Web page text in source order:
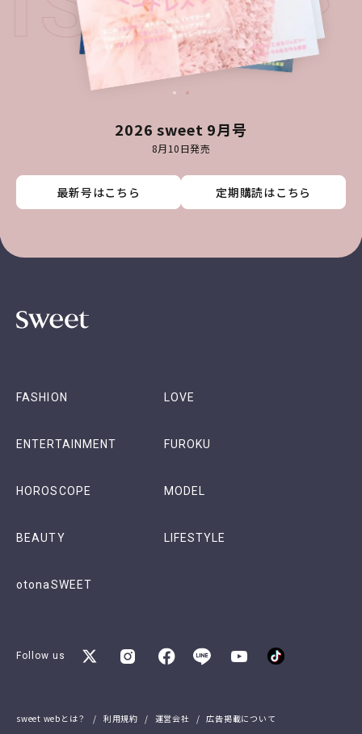
2026 sweet 9月号
8月10日発売
最新号はこちら 定期購読はこちら
最新号はこちら 定期購読はこちら
最新号はこちら 定期購読はこちら
最新号はこちら 定期購読はこちら
FASHION LOVE
ENTERTAINMENT FUROKU
HOROSCOPE MODEL
BEAUTY LIFESTYLE
otonaSWEET
Follow us
sweet webとは？ 利用規約 運営会社
広告掲載について